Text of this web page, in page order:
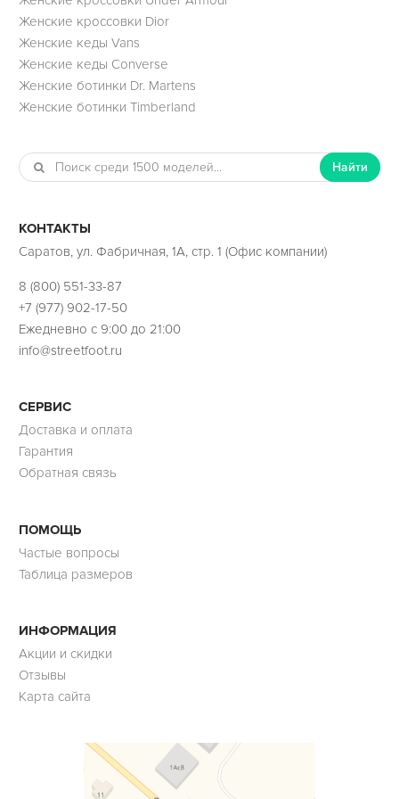
Женские кроссовки Dior
Женские кеды Vans
Женские кеды Converse
Женские ботинки Dr. Martens
Женские ботинки Timberland
Найти
КОНТАКТЫ
Саратов, ул. Фабричная, 1А, стр. 1 (Офис компании)
8 (800) 551-33-87
+7 (977) 902-17-50
Ежедневно с 9:00 до 21:00
info@streetfoot.ru
СЕРВИС
Доставка и оплата
Гарантия
Обратная связь
ПОМОЩЬ
Частые вопросы
Таблица размеров
ИНФОРМАЦИЯ
Акции и скидки
Отзывы
Карта сайта